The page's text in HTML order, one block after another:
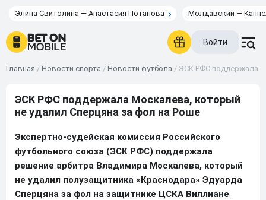
Элина Свитолина — Анастасия Потапова Молдавский —
Войти
Главная / Новости спорта / Новости футбола / ЭСК РФС поддержала
ЭСК РФС поддержала Москалева, который
не удалил Сперцяна за фол на Роше
Экспертно-судейская комиссия Российского
футбольного союза (ЭСК РФС) поддержала
решение арбитра Владимира Москалева, который
не удалил полузащитника «Краснодара» Эдуарда
Сперцяна за фол на защитнике ЦСКА Виллиане